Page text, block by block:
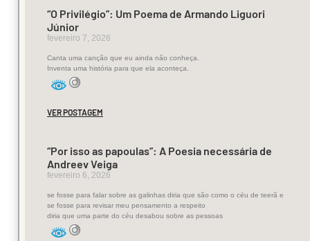
Teresa
Horta
(1937–
uma
poeta,
jornalista
e
ativista
“O Privilégio”: Um Poema de Armando Liguori
Júnior
fevereiro 7, 2026
Canta uma canção que eu ainda não conheça.
Inventa uma história para que ela aconteça.
VER POSTAGEM
“Por isso as papoulas”: A Poesia necessária de
Andreev Veiga
fevereiro 6, 2026
se fosse para falar sobre as galinhas diria que são como o céu de teerã e
se fosse para revisar meu pensamento a respeito
diria que uma parte do céu desabou sobre as pessoas